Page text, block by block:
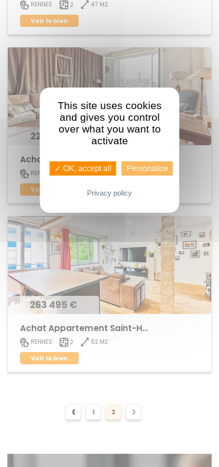
RENNES 2
47 M2
Voir le bien
226 495 €
Achat Appartement Saint-Helier
RENNES 2
51 M2
Voir le bien
263 495 €
Achat Appartement Saint-Helier
RENNES 2
52 M2
Voir le bien
‹ 1 2 ›
This site uses cookies
and gives you control
over what you want to
activate
✓ OK, accept all Personalize
Privacy policy